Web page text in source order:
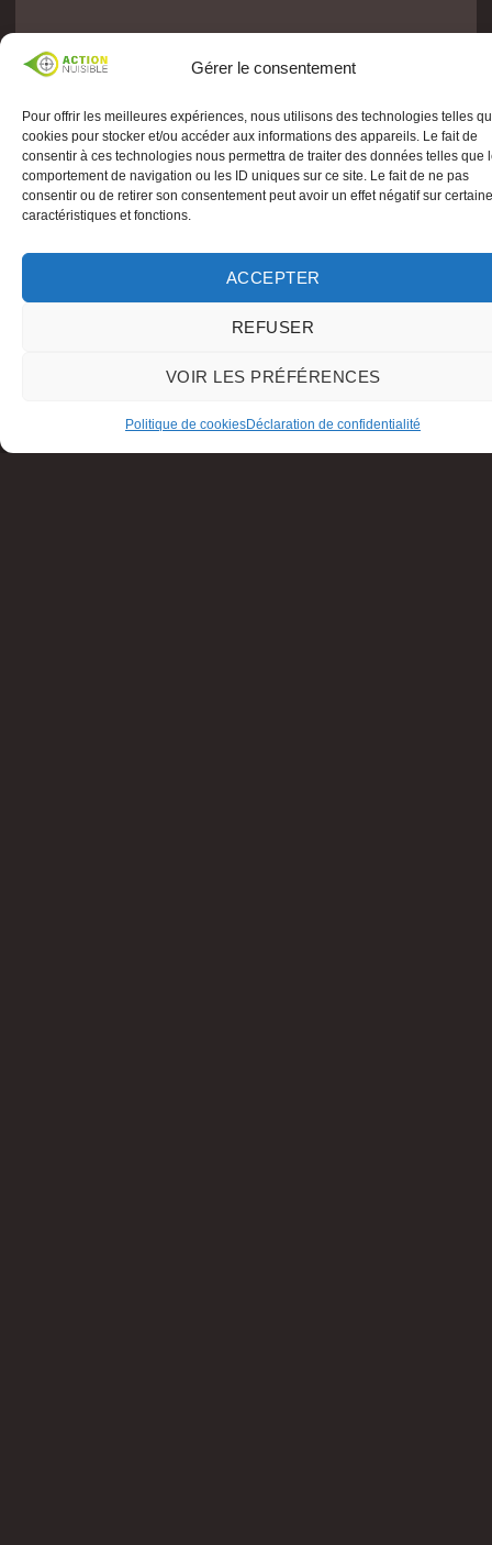
Gérer le consentement
Pour offrir les meilleures expériences, nous utilisons des technologies telles
cookies pour stocker et/ou accéder aux informations des appareils. Le fait de
consentir à ces technologies nous permettra de traiter des données telles que
comportement de navigation ou les ID uniques sur ce site. Le fait de ne pas
consentir ou de retirer son consentement peut avoir un effet négatif sur
caractéristiques et fonctions.
ACCEPTER
REFUSER
VOIR LES PRÉFÉRENCES
Politique de cookiesDéclaration de confidentialité